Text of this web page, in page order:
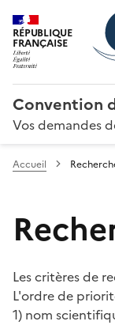
RÉPUBLIQUE
FRANÇAISE
Convention
Vos demandes
Accueil
Les critères de
L'ordre de
1) nom